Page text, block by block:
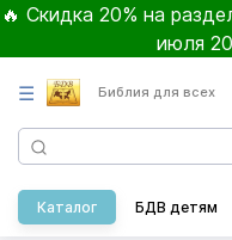
🔥 Скидка 20% на
июля
☰ Библия для всех
Каталог БДВ детям